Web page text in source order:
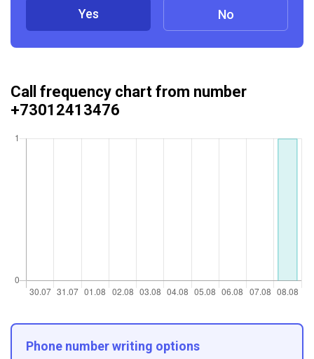
Yes No
Call frequency chart from number
+73012413476
Phone number writing options